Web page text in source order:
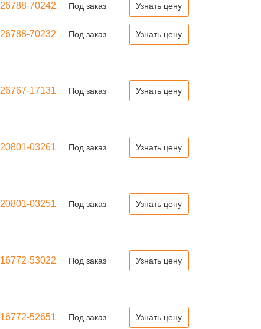
26788-70242 Под заказ Узнать цену
26788-70232 Под заказ Узнать цену
26767-17131 Под заказ Узнать цену
20801-03261 Под заказ Узнать цену
20801-03251 Под заказ Узнать цену
16772-53022 Под заказ Узнать цену
16772-52651 Под заказ Узнать цену